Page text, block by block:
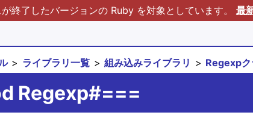
終了したバージョンの Ruby を対象としています。 最
ライブラリ一覧 組み込みライブラリ Regexpク
Regexp#===